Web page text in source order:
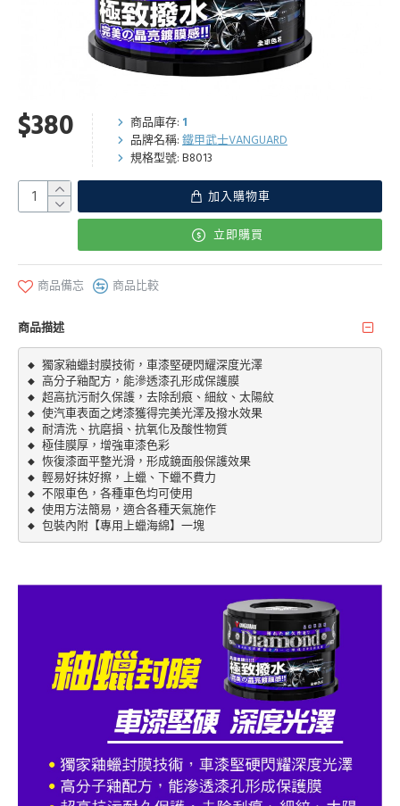
$380 商品庫存: 1
品牌名稱: 鐵甲武士VANGUARD
規格型號: B8013
加入購物車
立即購買
商品備忘 商品比較
商品描述
◆ 獨家釉蠟封膜技術，車漆堅硬閃耀深度光澤
◆ 高分子釉配方，能滲透漆孔形成保護膜
◆ 超高抗污耐久保護，去除刮痕、細紋、太陽紋
◆ 使汽車表面之烤漆獲得完美光澤及撥水效果
◆ 耐清洗、抗磨損、抗氧化及酸性物質
◆ 極佳膜厚，增強車漆色彩
◆ 恢復漆面平整光滑，形成鏡面般保護效果
◆ 輕易好抹好擦，上蠟、下蠟不費力
◆ 不限車色，各種車色均可使用
◆ 使用方法簡易，適合各種天氣施作
◆ 包裝內附【專用上蠟海綿】一塊